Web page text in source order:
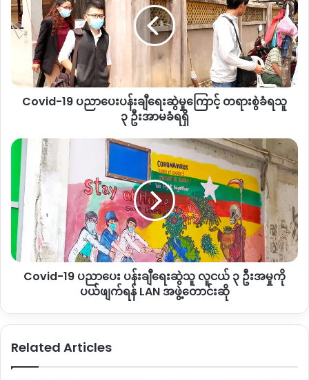
လုပ်အားခ မရရှိသူများသည် ကျင်စားလုပ်ကိုင်နေကြသူများဖြစ်ပြီး
လုပ်အားခနှင့်ပတ်သက်ပြီး လွန်ခဲ့သည့် ဧပြီလ မှ စတင်ညှိ့နှိုင်းခဲ့ကြ
သော်လည်း အဆင်မပြေသေးချိန် အလုပ်ရှင်သည် နေရပ်ပြန်သွား
ခြင်းဖြစ်သည်ဟု ပြောသည်။
အလုပ်ရှင်ပြန်သွားသော်လည်း လုပ်အားခ ရှင်းရမည့်စာရင်း ဇယား
သည်။
“ခုရောဂါဘယတွေဖြစ်နေတဲ့ချိန်မှာ တရုတ်က လုပ်အားခမရှင်းပေး
ဘဲနဲ့ ပြန်သွားတော့ အလုပ်သမားတွေအားလုံးက စားဖို့သောက်ဖို့
ခက်ခဲကုန်ပြီ။ ဒီငွေကိုရှင်းရမယ်ဆိုရင် အရင် ၃လပိုင်းကတည်းက
ရှင်းရမှာဖြစ်တယ်။ ကျနော်တို့မှာ ရေဆိုရင်လည်း ဆေးဖျန်းထားတဲ့
တောင်ကျရေအိုင်ကဘဲသောက်ရတာ။ ဒီတောင်ပေါ်တွေမှာ ဆေး
ဖျန်းရတာ တစ်ရက်လည်းမဟုတ်ဘူး။ နှစ်ရက်လည်းမဟုတ်ဘူး။ လ
ချီနှစ်ချီလုပ်ရတာ ခုငွေရှင်းမယ့်ချိန်ကျမှ ခေါက်ချိုးကွာပြီးပေးမယ်
ဆိုတော့ ကျနော်တို့အတွက် ဘယ်လိုမှလက်မခံနိုင်ဘူး။ ကျနော်တို့ရဲ့
ရပိုင်ခွင့်ကို အပြည့်အဝလိုချင်တယ်” ဟု ပါဝါဖိုက်စတား လုပ်ကွက်
လိုပြောသည်။
ပေး
ပန်းချီရေး
ဆွဲ
ကြောင့်
တရား
၃
အာမခံရ
Covid-19 ပညာပေးပန်းချီရေးဆွဲမှုကြောင့် တရားစွဲခံရသူ
၃ ဦးအာမခံရရှိ
Covid-
ပညာ
ပေး
ပန်းချီရေး
ဆွဲ
သူ
လူငယ်
၃
LAN
Covid-19 ပညာပေး ပန်းချီရေးဆွဲသူ လူငယ် ၃ ဦးအမှုကို
ပယ်ဖျက်ရန် LAN အဖွဲ့တောင်းဆို
Related Articles